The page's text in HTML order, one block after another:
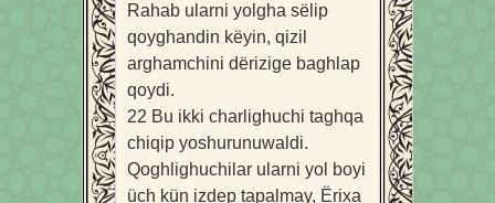
Rahab ularni yolgha sëlip
qoyghandin këyin, qizil
arghamchini dërizige baghlap
qoydi.
22 Bu ikki charlighuchi taghqa
chiqip yoshurunuwaldi.
Qoghlighuchilar ularni yol boyi
üch kün izdep tapalmay, Ërixa